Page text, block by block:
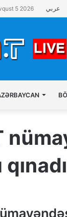
5 2026 عربي
qınadı